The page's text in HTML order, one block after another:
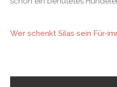
Wer schenkt Silas sein Für-